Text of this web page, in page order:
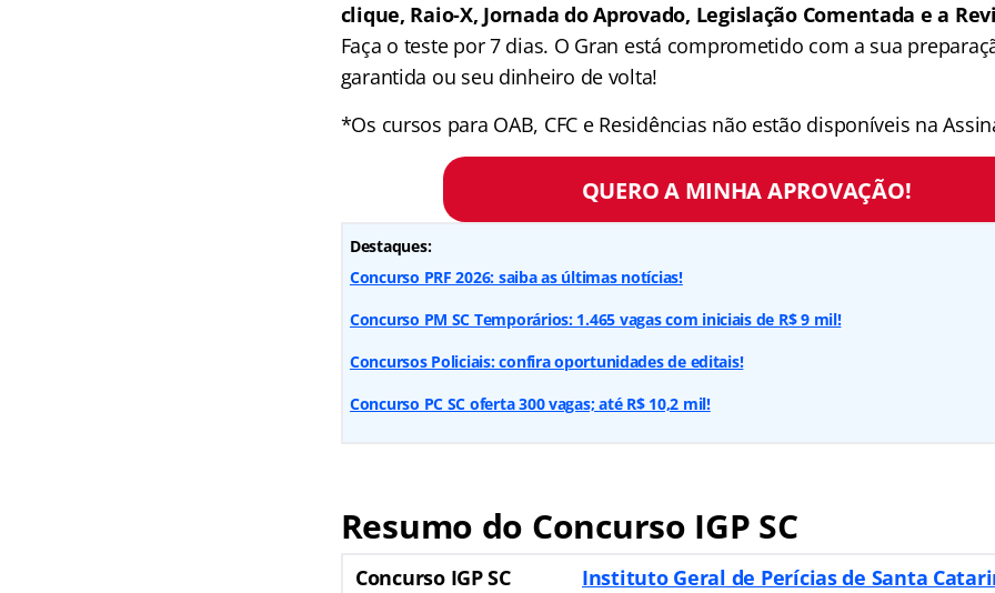
clique, Raio-X, Jornada do Aprovado, Legislação Comentada e a
Faça o teste por 7 dias. O Gran está comprometido com a sua
garantida ou seu dinheiro de volta!
*Os cursos para OAB, CFC e Residências não estão disponíveis na
QUERO A MINHA APROVAÇÃO!
Destaques:
Concurso PRF 2026: saiba as últimas notícias!
Concurso PM SC Temporários: 1.465 vagas com iniciais de R$ 9 mil!
Concursos Policiais: confira oportunidades de editais!
Concurso PC SC oferta 300 vagas; até R$ 10,2 mil!
Resumo do Concurso IGP SC
Concurso IGP SC Instituto Geral de Perícias de Santa